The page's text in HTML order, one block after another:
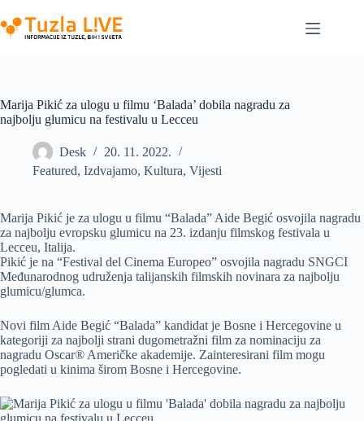
to
content
Marija Pikić za ulogu u filmu ‘Balada’ dobila nagradu za
najbolju glumicu na festivalu u Lecceu
Desk
20. 11. 2022.
Featured, Izdvajamo, Kultura, Vijesti
Marija Pikić je za ulogu u filmu “Balada” Aide Begić osvojila nagradu
za najbolju evropsku glumicu na 23. izdanju filmskog festivala u
Lecceu, Italija.
Pikić je na “Festival del Cinema Europeo” osvojila nagradu SNGCI
Međunarodnog udruženja talijanskih filmskih novinara za najbolju
glumicu/glumca.
Novi film Aide Begić “Balada” kandidat je Bosne i Hercegovine u
kategoriji za najbolji strani dugometražni film za nominaciju za
nagradu Oscar® Američke akademije. Zainteresirani film mogu
pogledati u kinima širom Bosne i Hercegovine.